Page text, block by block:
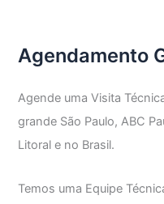
Agendamento
Agende uma Visita
grande São Paulo, ABC
Litoral e no Brasil.
Temos uma Equipe